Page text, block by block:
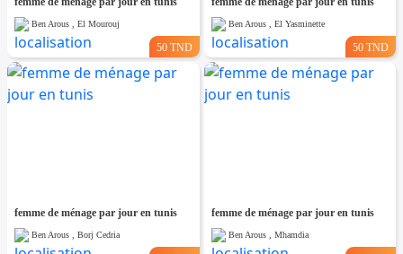
Ben Arous , El Mourouj
50 TND
Ben Arous , El Yasminette
50 TND
femme de ménage par jour en tunis
Ben Arous , Borj Cedria
femme de ménage par jour en tunis
Ben Arous , Mhamdia